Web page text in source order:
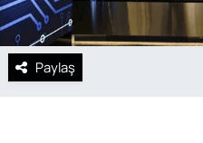
Paylaş